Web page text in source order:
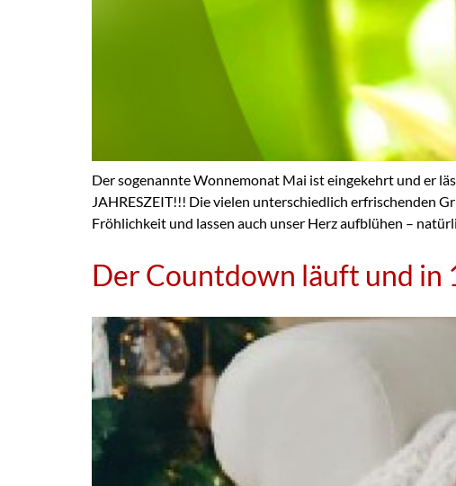
Der sogenannte Wonnemonat Mai ist eingekehrt und er
JAHRESZEIT!!! Die vielen unterschiedlich erfrischenden
Fröhlichkeit und lassen auch unser Herz aufblühen –
Der Countdown läuft und in